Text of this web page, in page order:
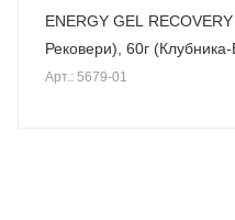
ENERGY GEL
Рековери), 60г
Арт.: 5679-01